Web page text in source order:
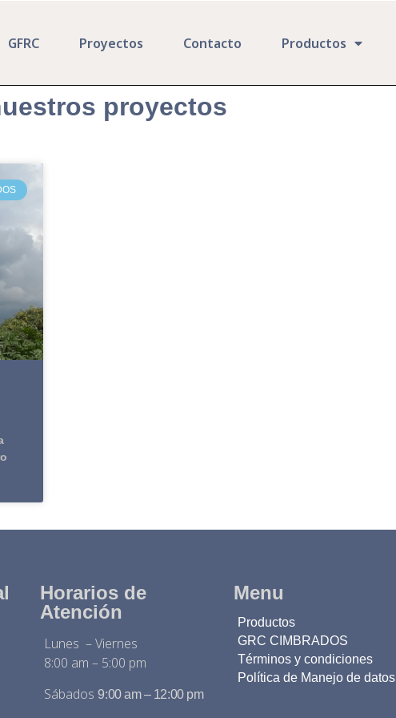
GFRC Proyectos Contacto Productos
proyectos
Horarios de
Atención
Lunes – Viernes
8:00 am – 5:00 pm
Sábados 9:00 am – 12:00 pm
Menu
Productos
GRC CIMBRADOS
Términos y condiciones
Política de Manejo de datos